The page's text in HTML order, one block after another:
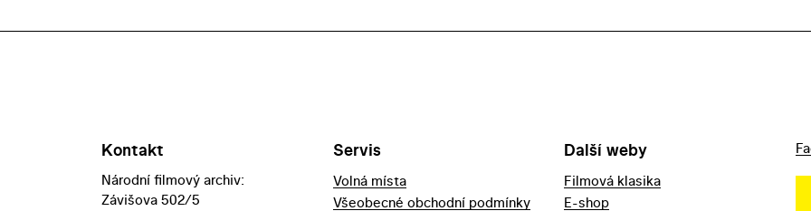
Kontakt
Národní filmový archiv:
Závišova 502/5
Servis
Volná místa
Všeobecné obchodní podmínky
Další weby
Filmová klasika
E-shop